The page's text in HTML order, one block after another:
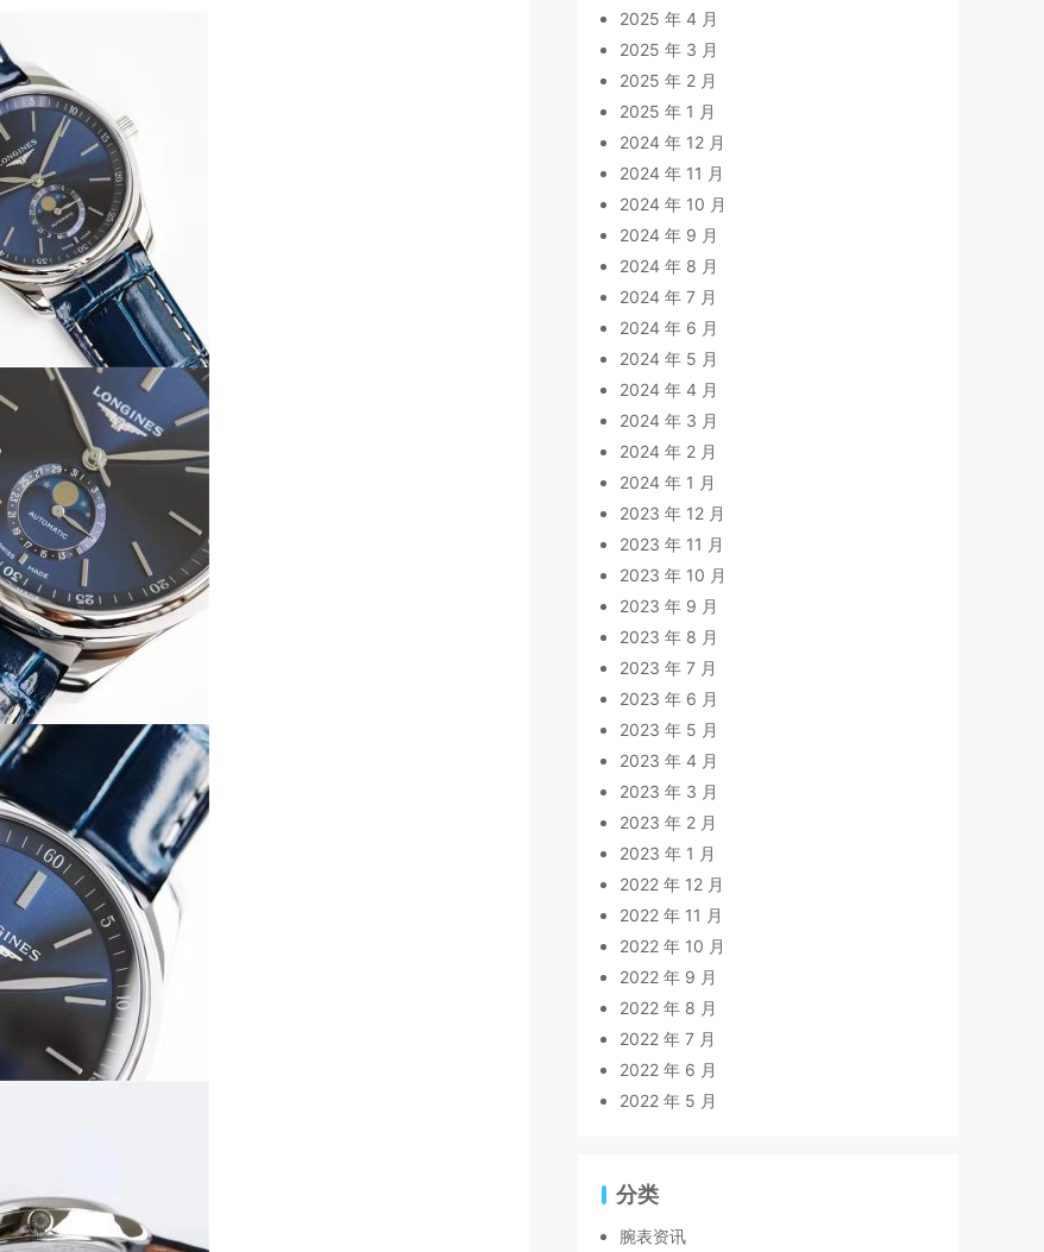
2025 年 4 月
2025 年 3 月
2025 年 2 月
2025 年 1 月
2024 年 12 月
2024 年 11 月
2024 年 10 月
2024 年 9 月
2024 年 8 月
2024 年 7 月
2024 年 6 月
2024 年 5 月
2024 年 4 月
2024 年 3 月
2024 年 2 月
2024 年 1 月
2023 年 12 月
2023 年 11 月
2023 年 10 月
2023 年 9 月
2023 年 8 月
2023 年 7 月
2023 年 6 月
2023 年 5 月
2023 年 4 月
2023 年 3 月
2023 年 2 月
2023 年 1 月
2022 年 12 月
2022 年 11 月
2022 年 10 月
2022 年 9 月
2022 年 8 月
2022 年 7 月
2022 年 6 月
2022 年 5 月
分类
腕表资讯